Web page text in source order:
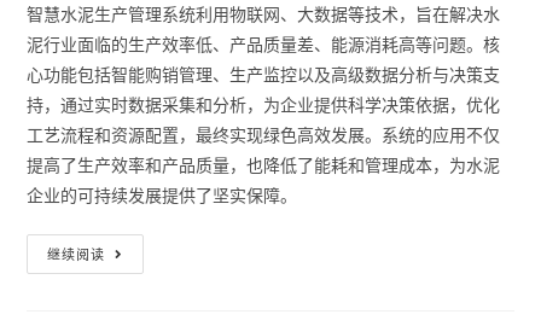
智慧水泥生产管理系统利用物联网、大数据等技术，旨在解决水
泥行业面临的生产效率低、产品质量差、能源消耗高等问题。核
心功能包括智能购销管理、生产监控以及高级数据分析与决策支
持，通过实时数据采集和分析，为企业提供科学决策依据，优化
工艺流程和资源配置，最终实现绿色高效发展。系统的应用不仅
提高了生产效率和产品质量，也降低了能耗和管理成本，为水泥
企业的可持续发展提供了坚实保障。
继续阅读